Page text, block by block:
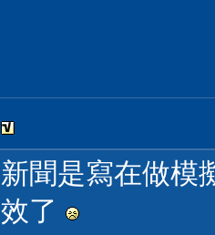
新聞是寫在做模
效了